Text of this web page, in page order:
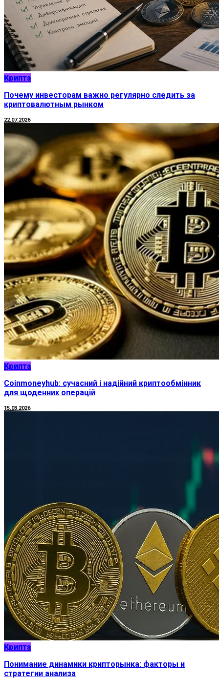
Крипта
Почему инвесторам важно регулярно следить за
криптовалютным рынком
22.07.2026
Крипта
Coinmoneyhub: сучасний і надійний криптообмінник
для щоденних операцій
15.03.2026
Крипта
Понимание динамики крипторынка: факторы и
стратегии анализа